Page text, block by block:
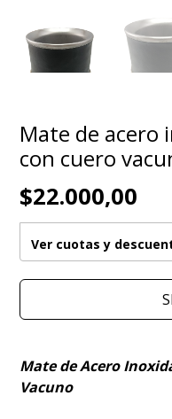
Mate de acero
con cuero
$22.000,00
Ver cuotas y
Mate de Acero
Vacuno